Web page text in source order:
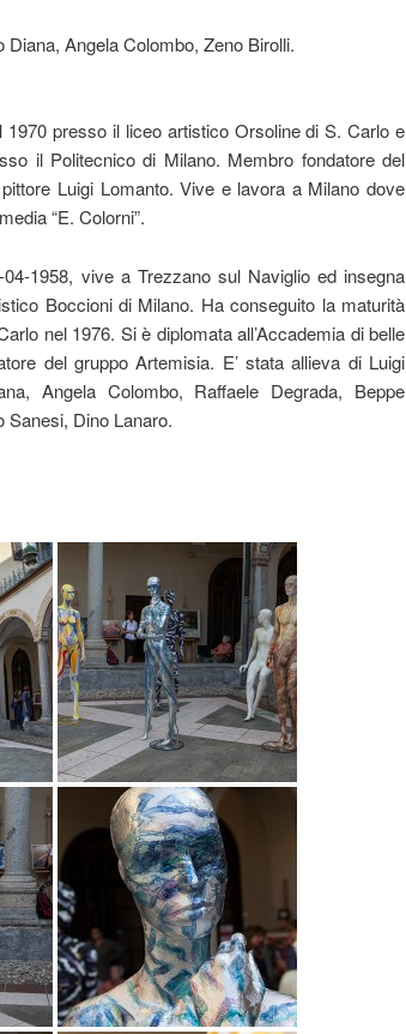
Diana, Angela Colombo, Zeno Birolli.
presso il liceo artistico Orsoline di S. Carlo e
il Politecnico di Milano. Membro fondatore del
Luigi Lomanto. Vive e lavora a Milano dove
“E. Colorni”.
1958, vive a Trezzano sul Naviglio ed insegna
Boccioni di Milano. Ha conseguito la maturità
nel 1976. Si è diplomata all’Accademia di belle
del gruppo Artemisia. E’ stata allieva di Luigi
Angela Colombo, Raffaele Degrada, Beppe
Sanesi, Dino Lanaro.